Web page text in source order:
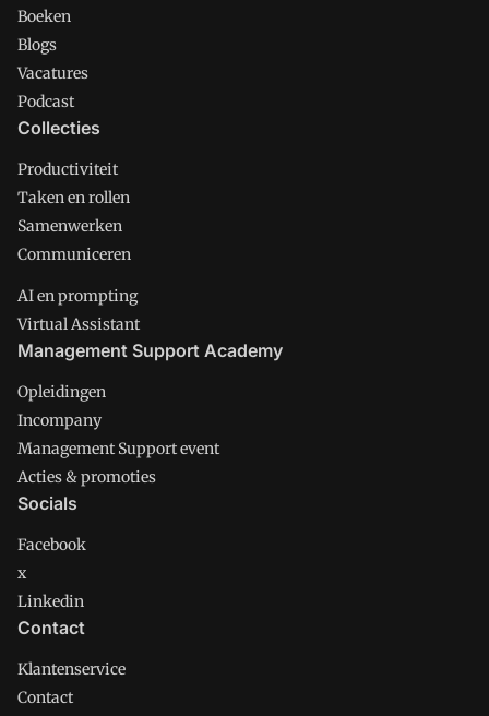
Boeken
Blogs
Vacatures
Podcast
Collecties
Productiviteit
Taken en rollen
Samenwerken
Communiceren
AI en prompting
Virtual Assistant
Management Support Academy
Opleidingen
Incompany
Management Support event
Acties & promoties
Socials
Facebook
x
Linkedin
Contact
Klantenservice
Contact